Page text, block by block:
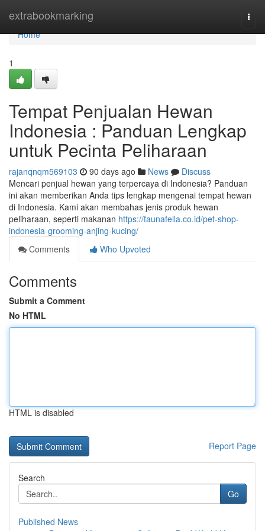
extrabookmarking
Home
Home
1
Tempat Penjualan Hewan
Indonesia : Panduan Lengkap
untuk Pecinta Peliharaan
rajanqnqm569103 90 days ago News
Discuss
Mencari penjual hewan yang terpercaya di Indonesia? Panduan
ini akan memberikan Anda tips lengkap mengenai tempat hewan
di Indonesia. Kami akan membahas jenis produk hewan
peliharaan, seperti makanan https://faunafella.co.id/pet-shop-
indonesia-grooming-anjing-kucing/
Comments
Who Upvoted
Comments
Submit a Comment
No HTML
HTML is disabled
Report Page
Search
Go
Published News